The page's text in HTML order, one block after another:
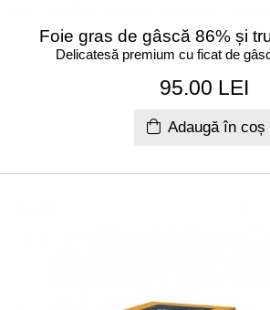
Foie gras de gâscă 86% și
Delicatesă premium cu ficat de
95.00 LEI
Adaugă în coș